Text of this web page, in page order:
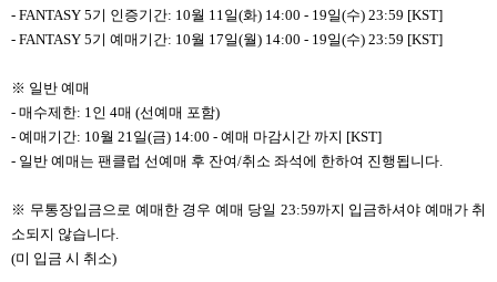
- FANTASY 5기 인증기간: 10월 11일(화) 14:00 - 19일(수) 23:59 [KST]
- FANTASY 5기 예매기간: 10월 17일(월) 14:00 - 19일(수) 23:59 [KST]
※ 일반 예매
- 매수제한: 1인 4매 (선예매 포함)
- 예매기간: 10월 21일(금) 14:00 - 예매 마감시간 까지 [KST]
- 일반 예매는 팬클럽 선예매 후 잔여/취소 좌석에 한하여 진행됩니다.
※ 무통장입금으로 예매한 경우 예매 당일 23:59까지 입금하셔야 예매가 취
소되지 않습니다.
(미 입금 시 취소)